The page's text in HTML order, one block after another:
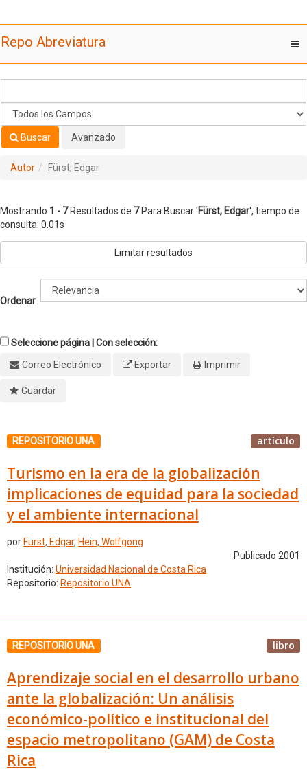
Repo Abreviatura
Buscar Avanzado
Autor Fürst, Edgar
Mostrando 1 - 7Resultados de 7Para Buscar 'Fürst, Edgar', tiempo de
consulta: 0.01s
Limitar resultados
Ordenar
Seleccione página | Con selección:
Correo Electrónico
Exportar Imprimir
Guardar
REPOSITORIO UNA artículo
Turismo en la era de la globalización
implicaciones de equidad para la sociedad
y el ambiente internacional
por Furst, Edgar, Hein, Wolfgong
Publicado 2001
Institución: Universidad Nacional de Costa Rica
Repositorio: Repositorio UNA
REPOSITORIO UNA libro
Aprendizaje social en el desarrollo urbano
ante la globalización: Un análisis
económico-político e institucional del
espacio metropolitano (GAM) de Costa
Rica